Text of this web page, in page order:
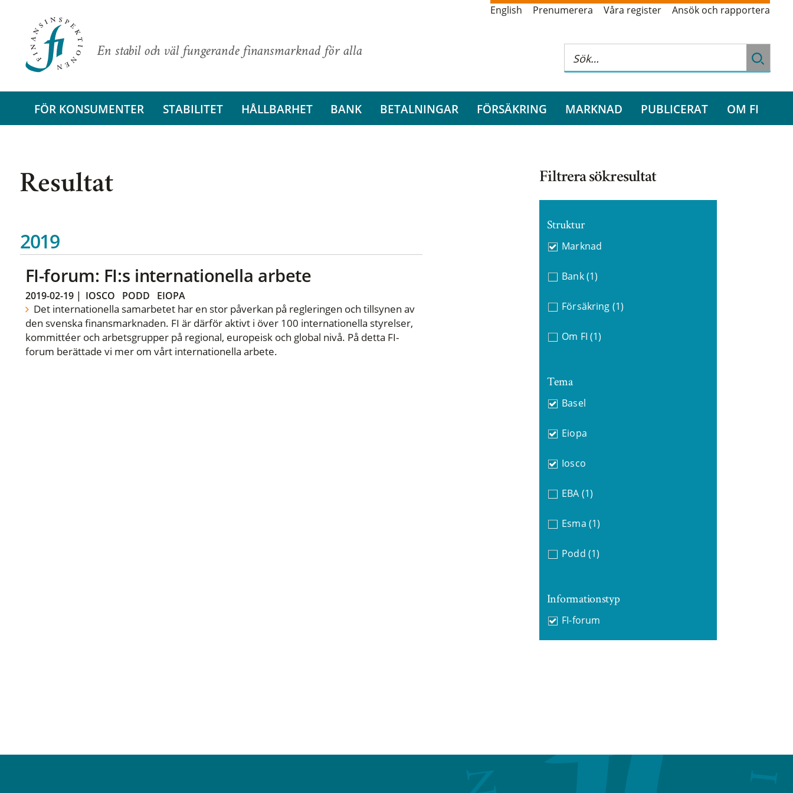
En stabil och väl fungerande finansmarknad för alla
English Prenumerera Våra register Ansök och rapportera
FÖR KONSUMENTER STABILITET HÅLLBARHET BANK BETALNINGAR FÖRSÄKRING MARKNAD PUBLICERAT OM FI
Resultat
2019
FI-forum: FI:s internationella arbete
2019-02-19| IOSCO PODD EIOPA
Det internationella samarbetet har en stor påverkan på regleringen och tillsynen av
den svenska finansmarknaden. FI är därför aktivt i över 100 internationella styrelser,
kommittéer och arbetsgrupper på regional, europeisk och global nivå. På detta FI-
forum berättade vi mer om vårt internationella arbete.
Filtrera sökresultat
Struktur
Marknad
Bank (1)
Försäkring (1)
Om FI (1)
Tema
Basel
Eiopa
Iosco
EBA (1)
Esma (1)
Podd (1)
Informationstyp
FI-forum